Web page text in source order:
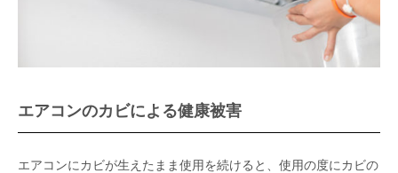
エアコンのカビによる健康被害
エアコンにカビが生えたまま使用を続けると、使用の度にカビの